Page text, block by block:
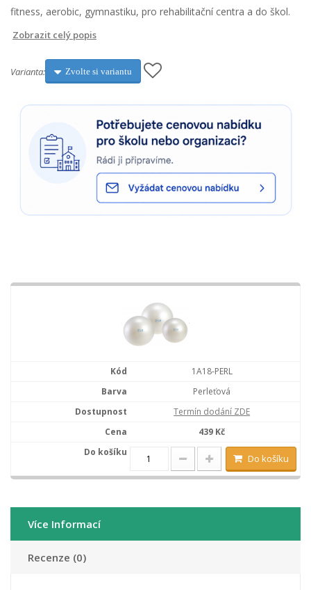
fitness, aerobic, gymnastiku, pro rehabilitační centra a do škol.
Zobrazit celý popis
Varianta: Zvolte si variantu
1A18-PERL
Perleťová
Termín dodání ZDE
439 Kč
Do košíku
Více Informací
Recenze (0)